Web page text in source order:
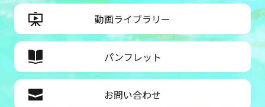
動画ライブラリー
パンフレット
お問い合わせ